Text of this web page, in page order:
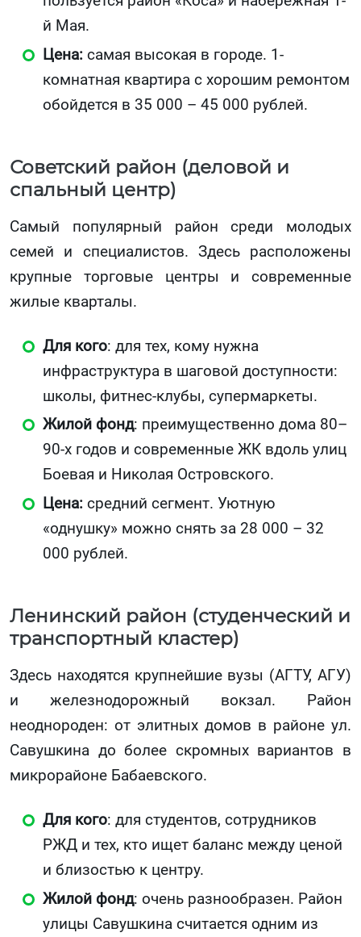
й Мая.
Цена: самая высокая в городе. 1-
комнатная квартира с хорошим ремонтом
обойдется в 35 000 – 45 000 рублей.
Советский район (деловой и
спальный центр)
Самый популярный район среди молодых
семей и специалистов. Здесь расположены
крупные торговые центры и современные
жилые кварталы.
Для кого: для тех, кому нужна
инфраструктура в шаговой доступности:
школы, фитнес-клубы, супермаркеты.
Жилой фонд: преимущественно дома 80–
90-х годов и современные ЖК вдоль улиц
Боевая и Николая Островского.
Цена: средний сегмент. Уютную
«однушку» можно снять за 28 000 – 32
000 рублей.
Ленинский район (студенческий и
транспортный кластер)
Здесь находятся крупнейшие вузы (АГТУ, АГУ)
и железнодорожный вокзал. Район
неоднороден: от элитных домов в районе ул.
Савушкина до более скромных вариантов в
микрорайоне Бабаевского.
Для кого: для студентов, сотрудников
РЖД и тех, кто ищет баланс между ценой
и близостью к центру.
Жилой фонд: очень разнообразен. Район
улицы Савушкина считается одним из